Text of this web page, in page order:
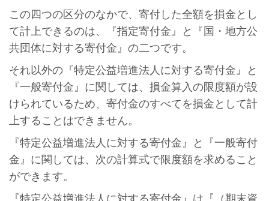
この四つの区分のなかで、寄付した全額を損金とし
て計上できるのは、『指定寄付金』と『国・地方公
共団体に対する寄付金』の二つです。
それ以外の『特定公益増進法人に対する寄付金』と
『一般寄付金』に関しては、損金算入の限度額が設
けられているため、寄付金のすべてを損金として計
上することはできません。
『特定公益増進法人に対する寄付金』と『一般寄付
金』に関しては、次の計算式で限度額を求めること
ができます。
『特定公益増進法人に対する寄付金』は『（期末資